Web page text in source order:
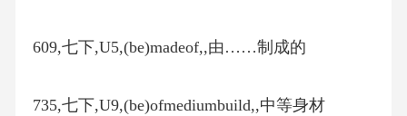
609,七下,U5,(be)madeof,,由……制成的
735,七下,U9,(be)ofmediumbuild,,中等身材